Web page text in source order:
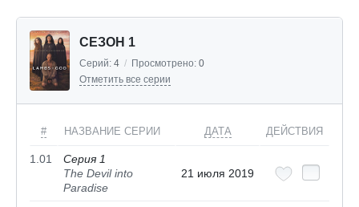
СЕЗОН 1
Серий: 4 / Просмотрено: 0
Отметить все серии
# НАЗВАНИЕ СЕРИИ ДАТА ДЕЙСТВИЯ
1.01
Серия 1
The Devil into
Paradise
21 июля 2019